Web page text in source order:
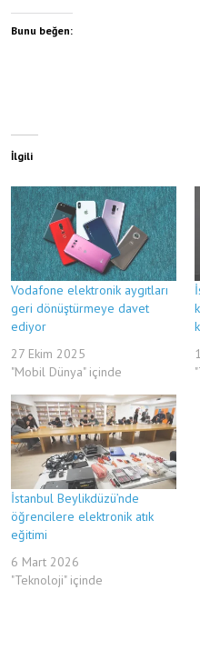
Bunu beğen:
İlgili
Vodafone elektronik aygıtları
geri dönüştürmeye davet
ediyor
27 Ekim 2025
"Mobil Dünya" içinde
İstanbul Beylikdüzü’nde
öğrencilere elektronik atık
eğitimi
6 Mart 2026
"Teknoloji" içinde